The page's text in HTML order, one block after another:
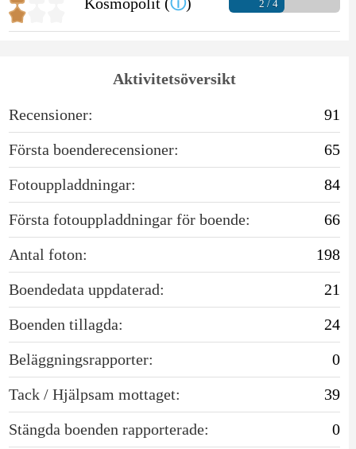
Kosmopolit (ⓘ) 2 / 4
Aktivitetsöversikt
Recensioner:
91
Första boenderecensioner:
65
Fotouppladdningar:
84
Första fotouppladdningar för boende:
66
Antal foton:
198
Boendedata uppdaterad:
21
Boenden tillagda:
24
Beläggningsrapporter:
0
Tack / Hjälpsam mottaget:
39
Stängda boenden rapporterade:
0